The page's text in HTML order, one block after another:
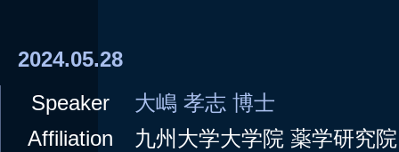
2024.05.28
Speaker
大嶋 孝志 博士
Affiliation
九州大学大学院 薬学研究